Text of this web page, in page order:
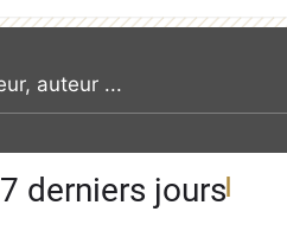
mot clé
derniers jours